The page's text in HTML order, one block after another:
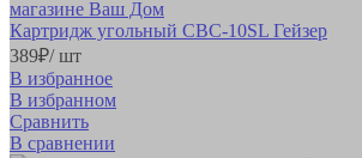
Картридж угольный CBC-10SL Гейзер
389₽/ шт
В избранное
В избранном
Сравнить
В сравнении